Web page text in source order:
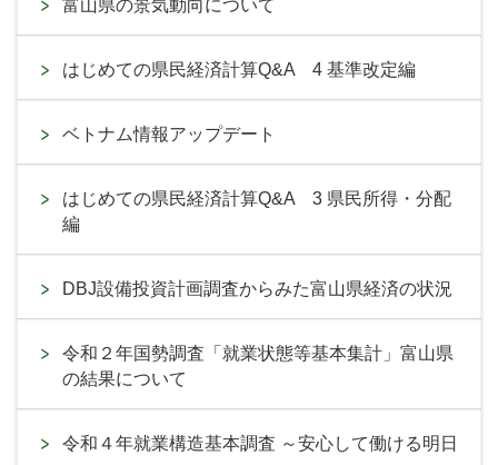
富山県の景気動向について
はじめての県民経済計算Q&A 4 基準改定編
ベトナム情報アップデート
はじめての県民経済計算Q&A 3 県民所得・分配
編
DBJ設備投資計画調査からみた富山県経済の状況
令和２年国勢調査「就業状態等基本集計」富山県
の結果について
令和４年就業構造基本調査 ～安心して働ける明日